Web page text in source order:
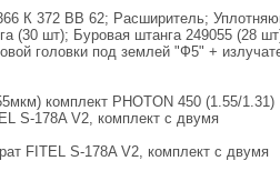
К 372 ВВ 62; Расширитель;
(30 шт); Буровая штанга 249055 (28
головки под землей "Ф5" +
комплект PHOTON 450 (1.55/1.31)
S-178A V2, комплект с двумя
FITEL S-178A V2, комплект с двумя